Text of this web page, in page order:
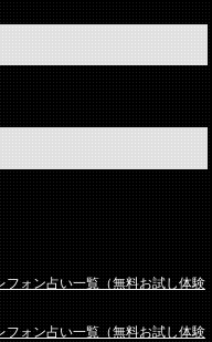
ォン占い一覧（無料お試し体験
ォン占い一覧（無料お試し体験